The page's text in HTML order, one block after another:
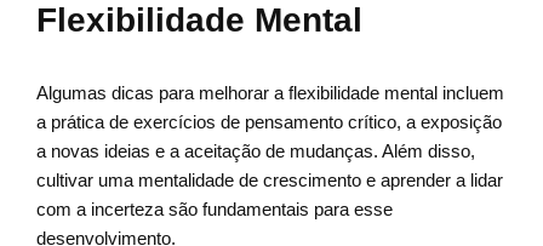
Flexibilidade Mental
Algumas dicas para melhorar a flexibilidade mental incluem
a prática de exercícios de pensamento crítico, a exposição
a novas ideias e a aceitação de mudanças. Além disso,
cultivar uma mentalidade de crescimento e aprender a lidar
com a incerteza são fundamentais para esse
desenvolvimento.